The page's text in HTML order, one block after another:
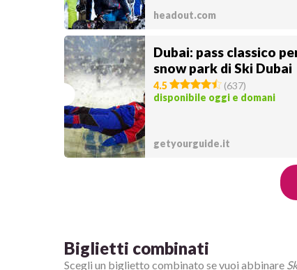
headout.com
Dubai: pass classico
snow park di Ski Dubai
4.5 (637)
disponibile oggi e domani
getyourguide.it
Biglietti combinati
Scegli un biglietto combinato se vuoi abbinare